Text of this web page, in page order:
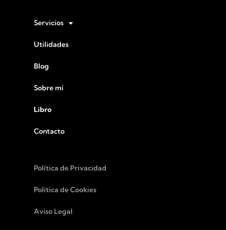
Servicios
Utilidades
Blog
Sobre mí
Libro
Contacto
Política de Privacidad
Política de Cookies
Aviso Legal